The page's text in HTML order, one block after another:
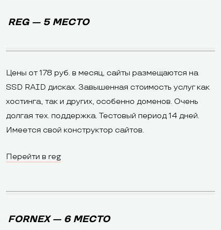
REG — 5 МЕСТО
Цены от 178 руб. в месяц, сайты размещаются на
SSD RAID дисках. Завышенная стоимость услуг как
хостинга, так и других, особенно доменов. Очень
долгая тех. поддержка. Тестовый период 14 дней.
Имеется свой конструктор сайтов.
Перейти в reg
FORNEX — 6 МЕСТО